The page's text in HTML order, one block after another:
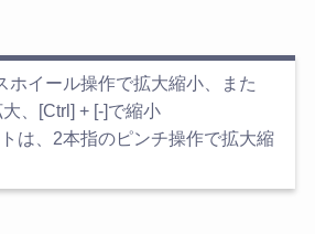
ホイール操作で拡大縮小、また
、[Ctrl] + [-]で縮小
は、2本指のピンチ操作で拡大縮